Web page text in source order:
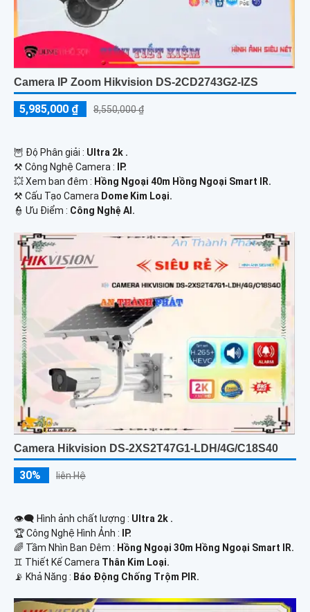
Camera IP Zoom Hikvision DS-2CD2743G2-IZS
5,985,000 ₫ 8,550,000 ₫
🦉 Độ Phân giải : Ultra 2k .
⚒ Công Nghệ Camera :
IP.
💥 Xem ban đêm : Hồng Ngoại 40m Hồng Ngoại Smart IR.
⚒ Cấu Tạo Camera Dome Kim Loại.
️👮 Ưu Điểm : Công Nghệ AI.
Camera Hikvision DS-2XS2T47G1-LDH/4G/C18S40
30% liên Hệ
👁️‍🗨 Hình ảnh chất lượng : Ultra 2k .
🏆 Công Nghệ Hình Ảnh :
IP.
🌈 Tầm Nhìn Ban Đêm : Hồng Ngoại 30m Hồng Ngoại Smart IR.
♊ Thiết Kế Camera Thân Kim Loại.
️📡 Khả Năng : Báo Động Chống Trộm PIR.